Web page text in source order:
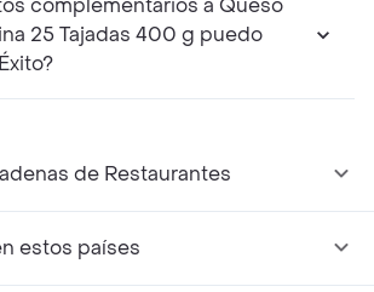
complementarios a Queso
25 Tajadas 400 g puedo
de Restaurantes
estos países